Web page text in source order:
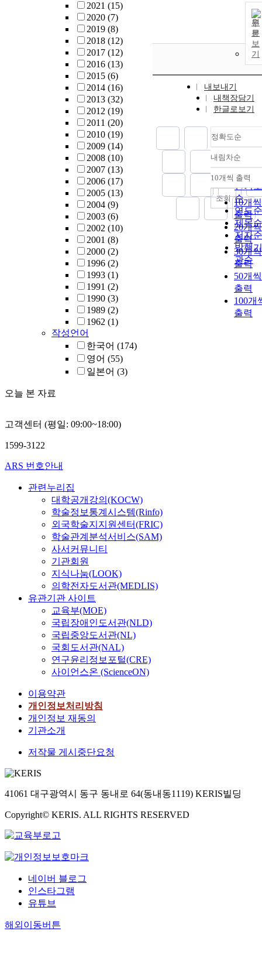
2021 (15)
2020 (7)
2019 (8)
2018 (12)
2017 (12)
2016 (13)
2015 (6)
2014 (16)
2013 (32)
2012 (19)
2011 (20)
2010 (19)
2009 (14)
2008 (10)
2007 (13)
2006 (17)
2005 (13)
2004 (9)
2003 (6)
2002 (10)
2001 (8)
2000 (2)
1996 (2)
1993 (1)
1991 (2)
1990 (3)
1989 (2)
1962 (1)
작성언어
한국어 (174)
영어 (55)
일본어 (3)
오늘 본 자료
관리 방법,
후 관리, 위
관련 정보,
료, 검사 등
순으로 높게
예후, 식이,
료 중의 건강
관리와 관련
문항에서 높
정보 요구를
연령이 젊을
록 검사, 치
성 생활, 위
관련 정보
의 정보 요
높았다. 결론:
기존에 축적
병원의 치료
과 및 예후
료에 근거한
관적인 예후
련 정보를
프로그램에
영하고, 암
원
문
보
기
내보내기
내책장담기
한글로보기
정확도순
정확도
순
인기도
순
연도순
제목순
저자순
발행기
관순
내림차순
내림
10개씩 출력
10개씩
출력
20개씩
출력
30개씩
출력
50개씩
출력
100개
출력
조회
고객센터 (평일: 09:00~18:00)
1599-3122
ARS 번호안내
관련누리집
대학공개강의(KOCW)
학술정보통계시스템(Rinfo)
외국학술지지원센터(FRIC)
학술관계분석서비스(SAM)
사서커뮤니티
기관회원
지식나눔(LOOK)
의학전자도서관(MEDLIS)
유관기관 사이트
교육부(MOE)
국립장애인도서관(NLD)
국립중앙도서관(NL)
국회도서관(NAL)
연구윤리정보포털(CRE)
사이언스온 (ScienceON)
이용약관
개인정보처리방침
개인정보 재동의
기관소개
저작물 게시중단요청
41061 대구광역시 동구 동내로 64(동내동1119) KERIS빌딩
Copyright© KERIS. ALL RIGHTS RESERVED
네이버 블로그
인스타그램
유튜브
해외이동버튼